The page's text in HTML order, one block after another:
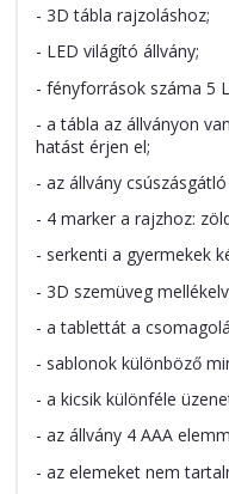
- 3D tábla rajzoláshoz;
- LED világító állvány;
- fényforrások száma 5
- a tábla az állványon
hatást érjen el;
- az állvány
- 4 marker a rajzhoz:
- serkenti a gyermekek
- 3D szemüveg
- a tablettát a
- sablonok különböző
- a kicsik különféle
- az állvány 4 AAA
- az elemeket nem